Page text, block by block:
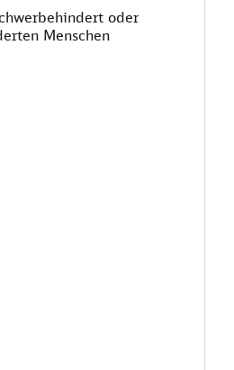
oder
Menschen